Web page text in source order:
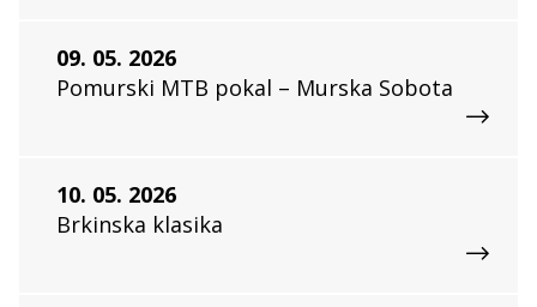
09. 05. 2026
Pomurski MTB pokal – Murska Sobota
10. 05. 2026
Brkinska klasika